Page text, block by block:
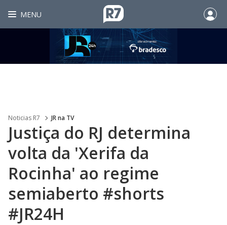
MENU
Noticias R7 JR na TV
Justiça do RJ determina
volta da 'Xerifa da
Rocinha' ao regime
semiaberto #shorts
#JR24H